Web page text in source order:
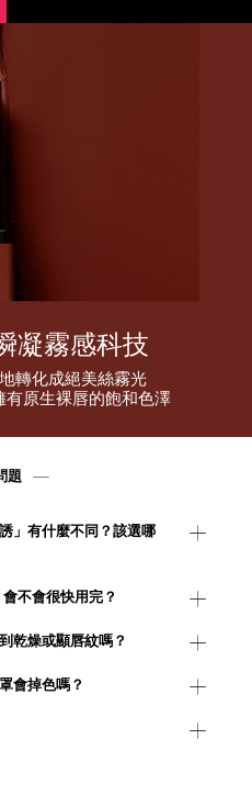
凝霧感科技
轉化成絕美絲霧光
有原生裸唇的飽和色澤
題
」有什麼不同？該選哪
不會很快用完？
乾燥或顯唇紋嗎？
會掉色嗎？